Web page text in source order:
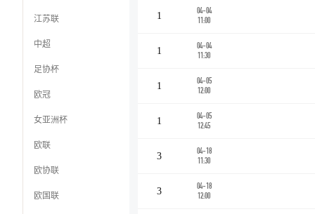
江苏联
中超
足协杯
欧冠
女亚洲杯
欧联
欧协联
欧国联
1
04-04
11:00
1
04-04
11:30
1
04-05
12:00
1
04-05
12:45
3
04-18
11:30
3
04-18
12:00